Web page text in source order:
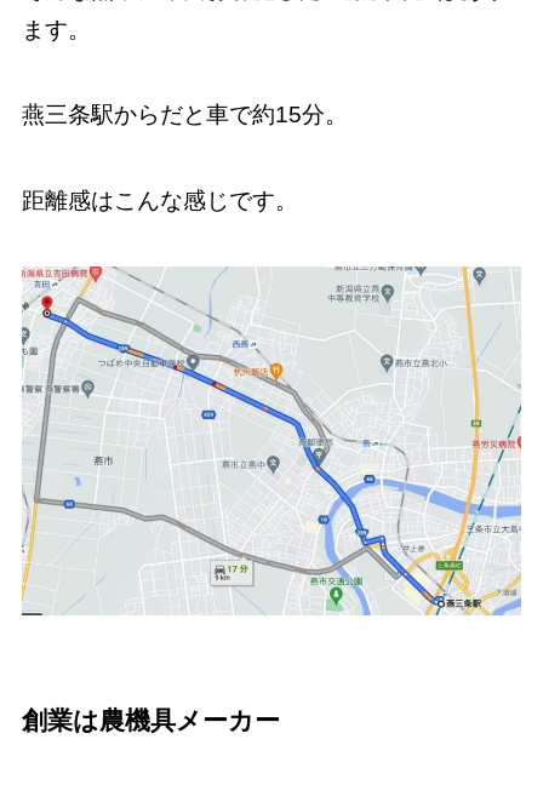
ます。
燕三条駅からだと車で約15分。
距離感はこんな感じです。
創業は農機具メーカー